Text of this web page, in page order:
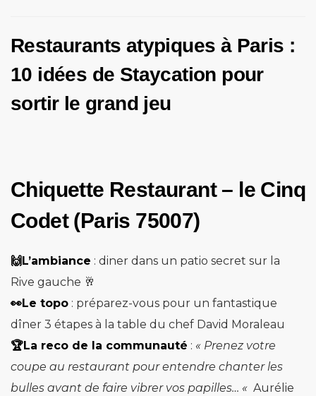
Restaurants atypiques à Paris :
10 idées de Staycation pour
sortir le grand jeu
Chiquette Restaurant – le Cinq
Codet (Paris 75007)
🙌L’ambiance : diner dans un patio secret sur la
Rive gauche 🥂
👀Le topo : préparez-vous pour un fantastique
dîner 3 étapes à la table du chef David Moraleau
🏆La reco de la communauté : « Prenez votre
coupe au restaurant pour entendre chanter les
bulles avant de faire vibrer vos papilles… « Aurélie